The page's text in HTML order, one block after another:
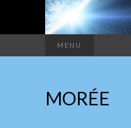
MENU
MORÉE